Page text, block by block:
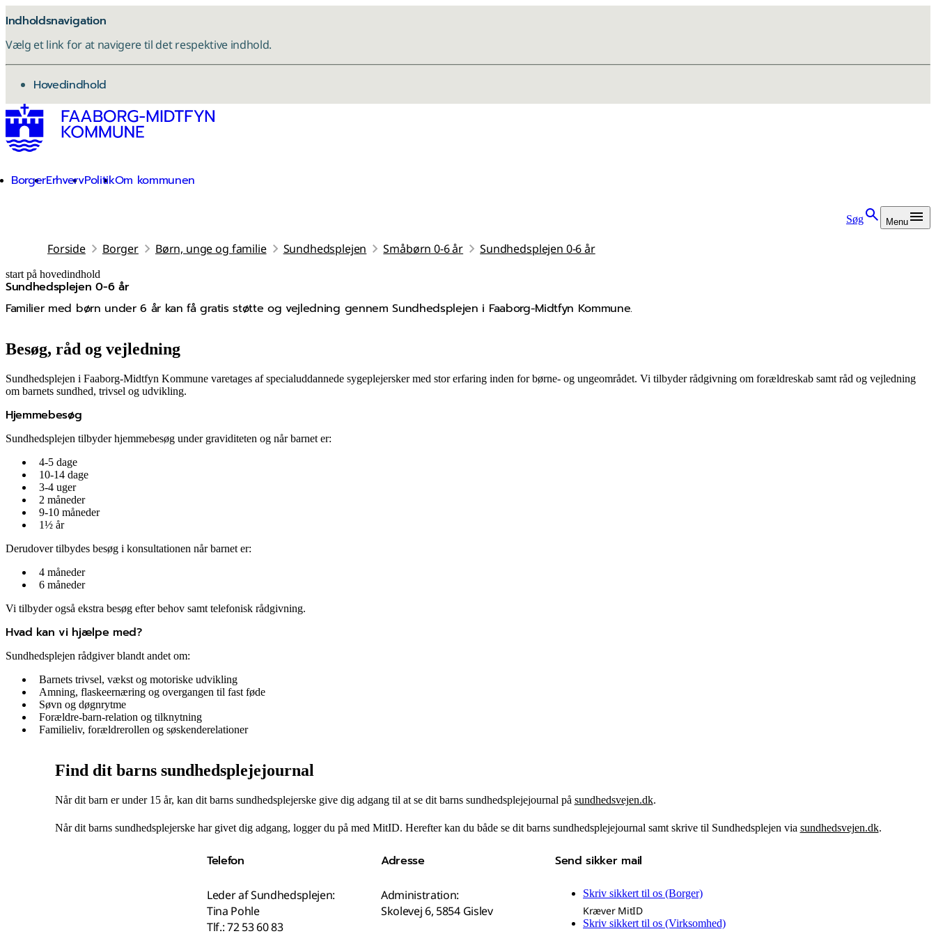
Indholdsnavigation
Vælg et link for at navigere til det respektive indhold.
gå til
Hovedindhold
BorgerErhvervPolitikOm kommunen
Søg Menu
Forside Borger Børn, unge og familie Sundhedsplejen Småbørn 0-6 år Sundhedsplejen 0-6 år
start på hovedindhold
Sundhedsplejen 0-6 år
Familier med børn under 6 år kan få gratis støtte og vejledning gennem Sundhedsplejen i Faaborg-Midtfyn Kommune.
senest opdateret 23. marts 2026
Besøg, råd og vejledning
Sundhedsplejen i Faaborg-Midtfyn Kommune varetages af specialuddannede sygeplejersker med stor erfaring inden for børne- og ungeområdet. Vi tilbyder rådgivning om forældreskab samt råd og vejledning
om barnets sundhed, trivsel og udvikling.
Hjemmebesøg
Sundhedsplejen tilbyder hjemmebesøg under graviditeten og når barnet er:
4-5 dage
10-14 dage
3-4 uger
2 måneder
9-10 måneder
1½ år
Derudover tilbydes besøg i konsultationen når barnet er:
4 måneder
6 måneder
Vi tilbyder også ekstra besøg efter behov samt telefonisk rådgivning.
Hvad kan vi hjælpe med?
Sundhedsplejen rådgiver blandt andet om:
Barnets trivsel, vækst og motoriske udvikling
Amning, flaskeernæring og overgangen til fast føde
Søvn og døgnrytme
Forældre-barn-relation og tilknytning
Familieliv, forældrerollen og søskenderelationer
Find dit barns sundhedsplejejournal
Når dit barn er under 15 år, kan dit barns sundhedsplejerske give dig adgang til at se dit barns sundhedsplejejournal på sundhedsvejen.dk.
Når dit barns sundhedsplejerske har givet dig adgang, logger du på med MitID. Herefter kan du både se dit barns sundhedsplejejournal samt skrive til Sundhedsplejen via sundhedsvejen.dk.
Telefon
Leder af Sundhedsplejen:
Tina Pohle
Tlf.: 72 53 60 83
Adresse
Administration:
Skolevej 6, 5854 Gislev
Send sikker mail
Skriv sikkert til os (Borger)
Kræver MitID
Skriv sikkert til os (Virksomhed)